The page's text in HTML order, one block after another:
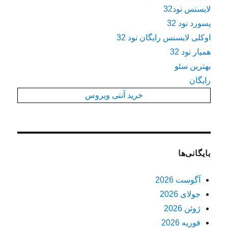
لایسنس نود32
پسورد نود 32
اوکلی لایسنس رایگان نود 32
همیار نود 32
بهترین سئو
رایگان
خرید آنتی ویروس
بایگانی‌ها
آگوست 2026
جولای 2026
ژوئن 2026
فوریه 2026